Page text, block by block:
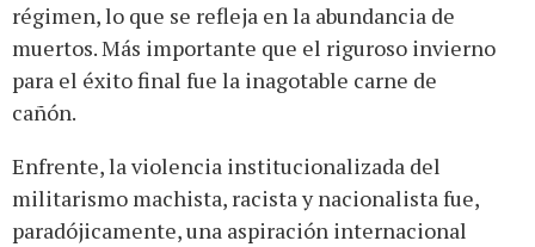
régimen, lo que se refleja en la abundancia de
muertos. Más importante que el riguroso invierno
para el éxito final fue la inagotable carne de
cañón.
Enfrente, la violencia institucionalizada del
militarismo machista, racista y nacionalista fue,
paradójicamente, una aspiración internacional